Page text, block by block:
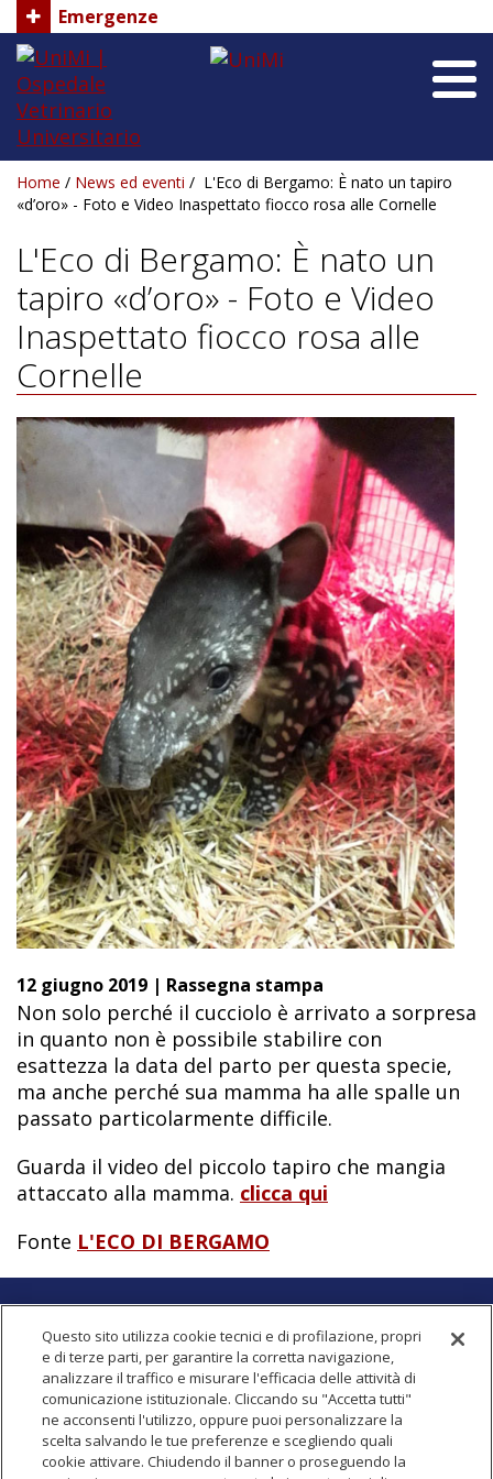
Emergenze
Universitario
UniMi
Home
Chi siamo
Reparti
Staff
Dove siamo
News ed Eventi
Home / News ed eventi / L'Eco di Bergamo: È nato un tapiro
«d’oro» - Foto e Video Inaspettato fiocco rosa alle Cornelle
L'Eco di Bergamo: È nato un
tapiro «d’oro» - Foto e Video
Inaspettato fiocco rosa alle
Cornelle
12 giugno 2019 | Rassegna stampa
Non solo perché il cucciolo è arrivato a sorpresa
in quanto non è possibile stabilire con
esattezza la data del parto per questa specie,
ma anche perché sua mamma ha alle spalle un
passato particolarmente difficile.
Guarda il video del piccolo tapiro che mangia
attaccato alla mamma. clicca qui
Fonte L'ECO DI BERGAMO
Sede
via dell'Università, 6
26900Lodi (LO)- Italia
Contatti
Questo sito utilizza cookie tecnici e di profilazione, propri
e di terze parti, per garantire la corretta navigazione,
analizzare il traffico e misurare l'efficacia delle attività di
comunicazione istituzionale. Cliccando su "Accetta tutti"
ne acconsenti l'utilizzo, oppure puoi personalizzare la
scelta salvando le tue preferenze e scegliendo quali
cookie attivare. Chiudendo il banner o proseguendo la